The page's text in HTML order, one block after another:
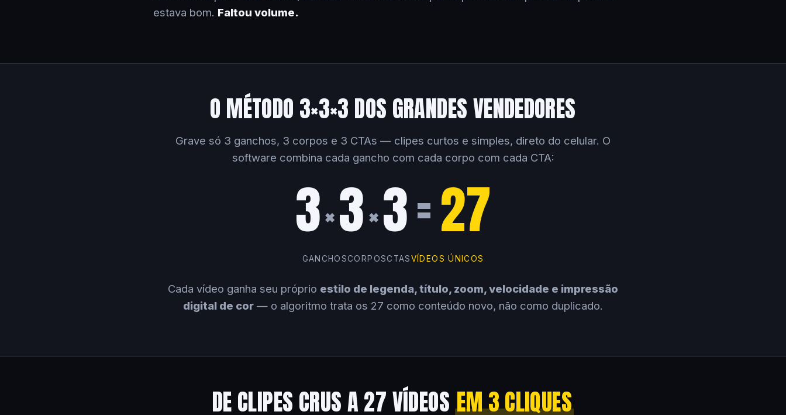
estava bom. Faltou volume.
O MÉTODO 3×3×3 DOS GRANDES VENDEDORES
Grave só 3 ganchos, 3 corpos e 3 CTAs — clipes curtos e simples, direto do celular. O
software combina cada gancho com cada corpo com cada CTA:
3×3×3=27
GANCHOSCORPOSCTASVÍDEOS ÚNICOS
Cada vídeo ganha seu próprio estilo de legenda, título, zoom, velocidade e impressão
digital de cor — o algoritmo trata os 27 como conteúdo novo, não como duplicado.
DE CLIPES CRUS A 27 VÍDEOSEM 3 CLIQUES